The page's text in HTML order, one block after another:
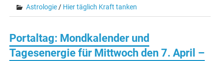
Astrologie/ Hier täglich Kraft tanken
Portaltag: Mondkalender und
Tagesenergie für Mittwoch den 7. April –